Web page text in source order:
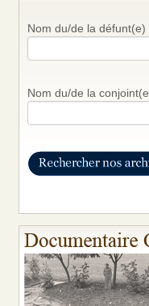
Nom du/de la défunt(e)
Nom du/de la